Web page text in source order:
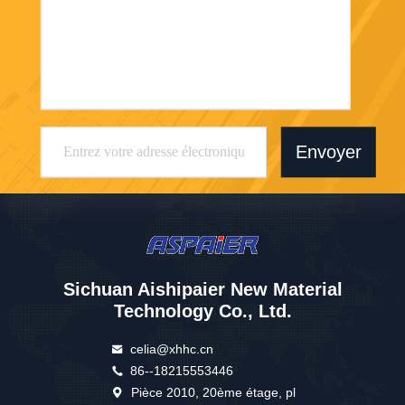
Envoyer
Sichuan Aishipaier New Material
Technology Co., Ltd.
celia@xhhc.cn
86--18215553446
Pièce 2010, 20ème étage, pl